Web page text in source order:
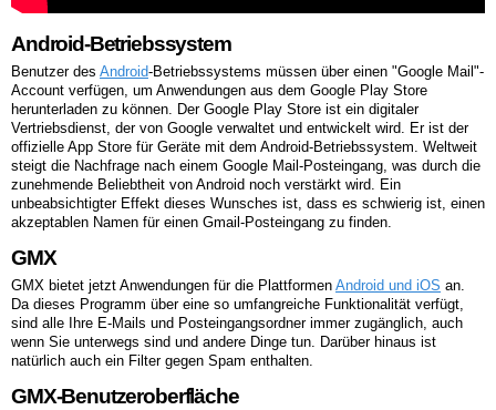
Android-Betriebssystem
Benutzer des Android-Betriebssystems müssen über einen "Google Mail"-
Account verfügen, um Anwendungen aus dem Google Play Store
herunterladen zu können. Der Google Play Store ist ein digitaler
Vertriebsdienst, der von Google verwaltet und entwickelt wird. Er ist der
offizielle App Store für Geräte mit dem Android-Betriebssystem. Weltweit
steigt die Nachfrage nach einem Google Mail-Posteingang, was durch die
zunehmende Beliebtheit von Android noch verstärkt wird. Ein
unbeabsichtigter Effekt dieses Wunsches ist, dass es schwierig ist, einen
akzeptablen Namen für einen Gmail-Posteingang zu finden.
GMX
GMX bietet jetzt Anwendungen für die Plattformen Android und iOS an.
Da dieses Programm über eine so umfangreiche Funktionalität verfügt,
sind alle Ihre E-Mails und Posteingangsordner immer zugänglich, auch
wenn Sie unterwegs sind und andere Dinge tun. Darüber hinaus ist
natürlich auch ein Filter gegen Spam enthalten.
GMX-Benutzeroberfläche